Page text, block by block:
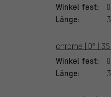
Winkel fest:
Länge:
chrome | 0° |
Winkel fest:
Länge: